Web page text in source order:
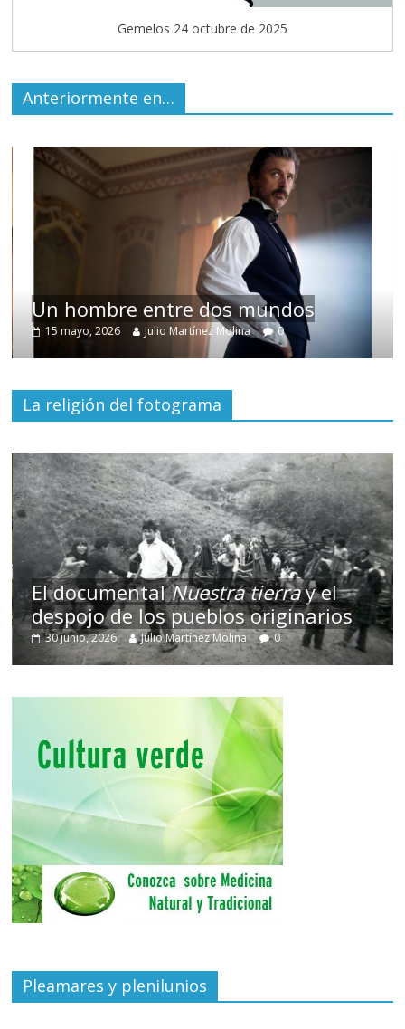
Gemelos 24 octubre de 2025
Anteriormente en…
Un hombre entre dos mundos
15 mayo, 2026 Julio Martínez Molina 0
La religión del fotograma
El documentalNuestra tierray el
despojo de los pueblos originarios
30 junio, 2026 Julio Martínez Molina 0
Pleamares y plenilunios